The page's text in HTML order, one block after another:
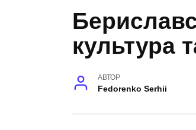
культура
АВТОР
Fedorenko Serhii